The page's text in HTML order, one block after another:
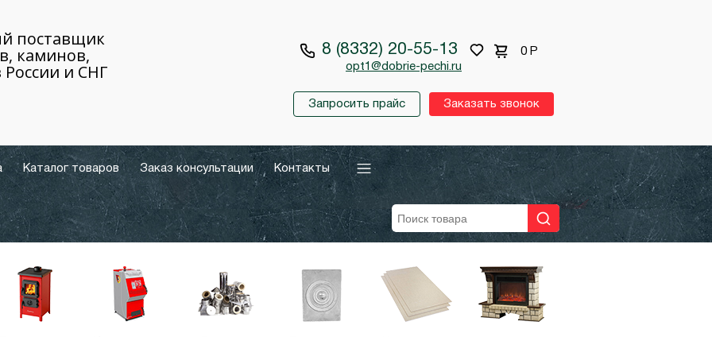
поставщик
каминов,
и СНГ
8 (8332) 20-55-13 0 Р
opt1@dobrie-pechi.ru
Запросить прайс Заказать звонок
Каталог товаров Заказ консультации Контакты